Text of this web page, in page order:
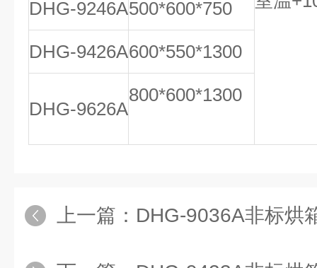
DHG-9246A500*600*750
DHG-9426A600*550*1300
DHG-9626A
800*600*1300
上一篇： DHG-9036A非标烘